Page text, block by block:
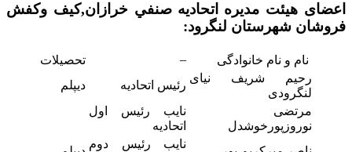
اعضای هیئت مدیره اتحاديه صنفي خرازان,کیف وکفش
فروشان شهرستان لنگرود:
نام و نام خانوادگی –
تحصیلات
رحیم شریف نیای
لنگرودی
رئیس اتحادیه
دیپلم
مرتضی
نوروزپورخوشدل
نایب رئیس اول
اتحادیه
نایب رئیس دوم